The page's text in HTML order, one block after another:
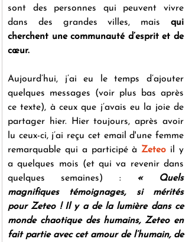
sont des personnes qui peuvent vivre
dans des grandes villes, mais qui
cherchent une communauté d’esprit et de
cœur.
Aujourd’hui, j’ai eu le temps d’ajouter
quelques messages (voir plus bas après
ce texte), à ceux que j’avais eu la joie de
partager hier. Hier toujours, après avoir
lu ceux-ci, j’ai reçu cet email d'une femme
remarquable qui a participé à Zeteo il y
a quelques mois (et qui va revenir dans
quelques semaines) : « Quels
magnifiques témoignages, si mérités
pour Zeteo ! Il y a de la lumière dans ce
monde chaotique des humains, Zeteo en
fait partie avec cet amour de l’humain, de